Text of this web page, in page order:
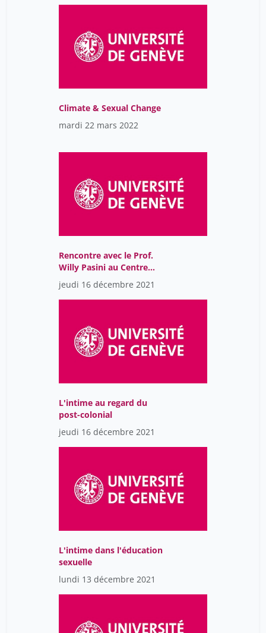
Climate & Sexual Change
mardi 22 mars 2022
Rencontre avec le Prof.
Willy Pasini au Centre
Maurice Chalumeau en
sciences des sexualités
jeudi 16 décembre 2021
L'intime au regard du
post-colonial
jeudi 16 décembre 2021
L'intime dans l'éducation
sexuelle
lundi 13 décembre 2021